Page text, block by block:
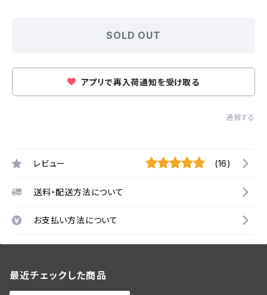
SOLD OUT
アプリで再入荷通知を受け取る
通報する
レビュー (16)
送料・配送方法について
お支払い方法について
最近チェックした商品